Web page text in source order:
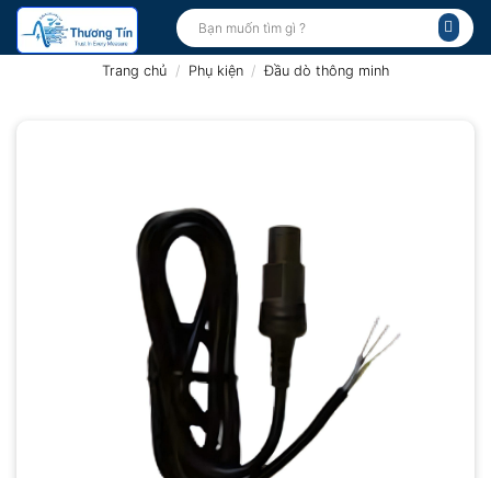
Bỏ
qua
Tìm
kiếm:
Trang chủ / Phụ kiện / Đầu dò thông minh